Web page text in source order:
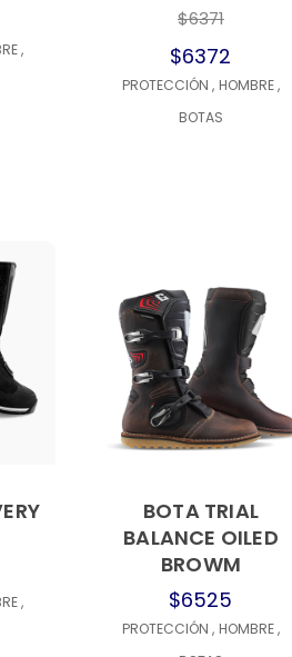
,
$6371
$6372
PROTECCIÓN , HOMBRE,
BOTAS
,
BOTA TRIAL
BALANCE OILED
BROWM
$6525
PROTECCIÓN , HOMBRE,